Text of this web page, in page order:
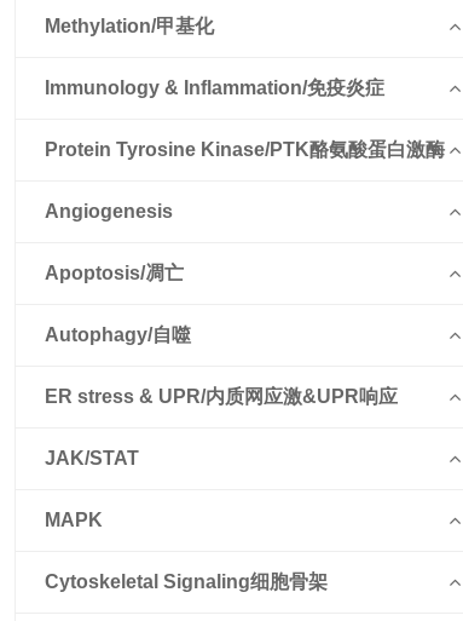
Methylation/甲基化
Immunology & Inflammation/免疫炎症
Protein Tyrosine Kinase/PTK酪氨酸蛋白激酶
Angiogenesis
Apoptosis/凋亡
Autophagy/自噬
ER stress & UPR/内质网应激&UPR响应
JAK/STAT
MAPK
Cytoskeletal Signaling细胞骨架